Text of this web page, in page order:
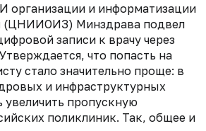
организации и информатизации
(ЦНИИОИЗ) Минздрава подвел
записи к врачу через
что попасть на
стало значительно проще: в
и инфраструктурных
увеличить пропускную
поликлиник. Так, общее и